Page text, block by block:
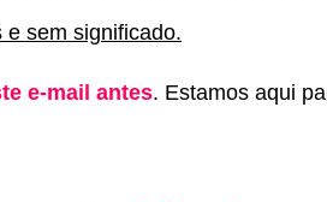
sem significado.
e-mail antes. Estamos aqui